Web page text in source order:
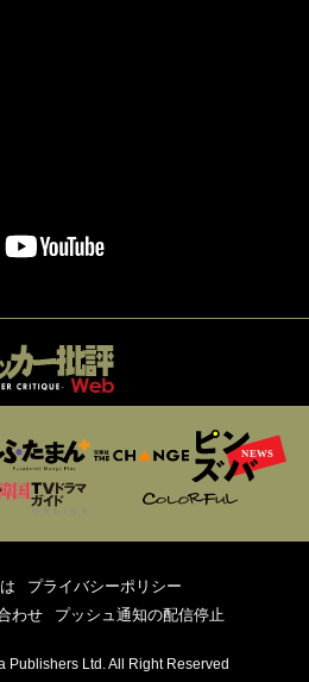
プライバシーポリシー
わせ プッシュ通知の配信停止
Publishers Ltd. All Right Reserved